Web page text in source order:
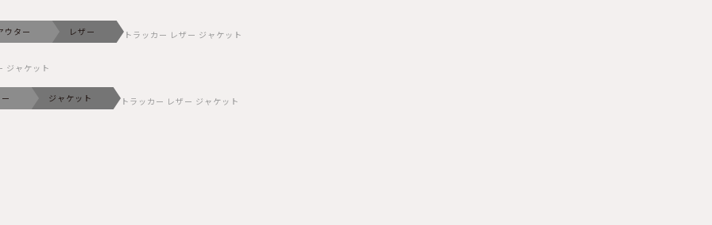
ウター レザー トラッカー レザー ジャケット
ジャケット
ジャケット トラッカー レザー ジャケット